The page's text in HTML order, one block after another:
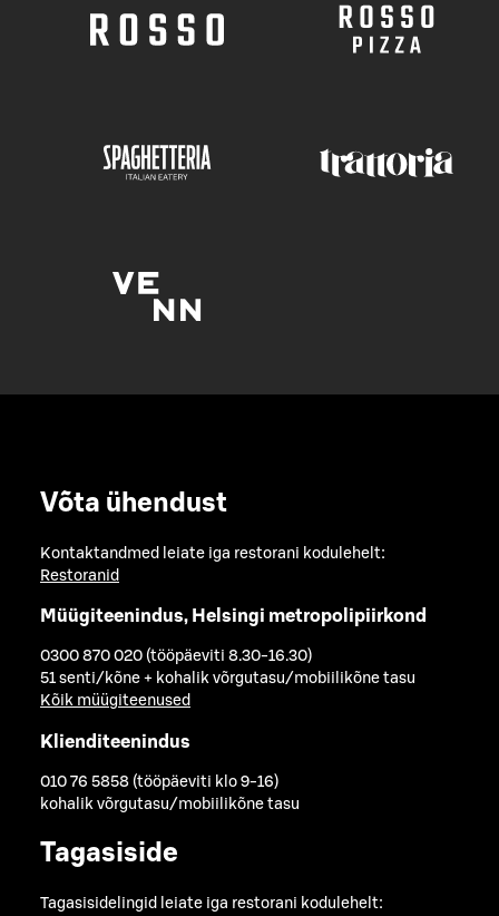
Võta ühendust
Kontaktandmed leiate iga restorani kodulehelt:
Restoranid
Müügiteenindus, Helsingi metropolipiirkond
0300 870 020 (tööpäeviti 8.30-16.30)
51 senti/kõne + kohalik võrgutasu/mobiilikõne tasu
Kõik müügiteenused
Klienditeenindus
010 76 5858 (tööpäeviti klo 9-16)
kohalik võrgutasu/mobiilikõne tasu
Tagasiside
Tagasisidelingid leiate iga restorani kodulehelt: